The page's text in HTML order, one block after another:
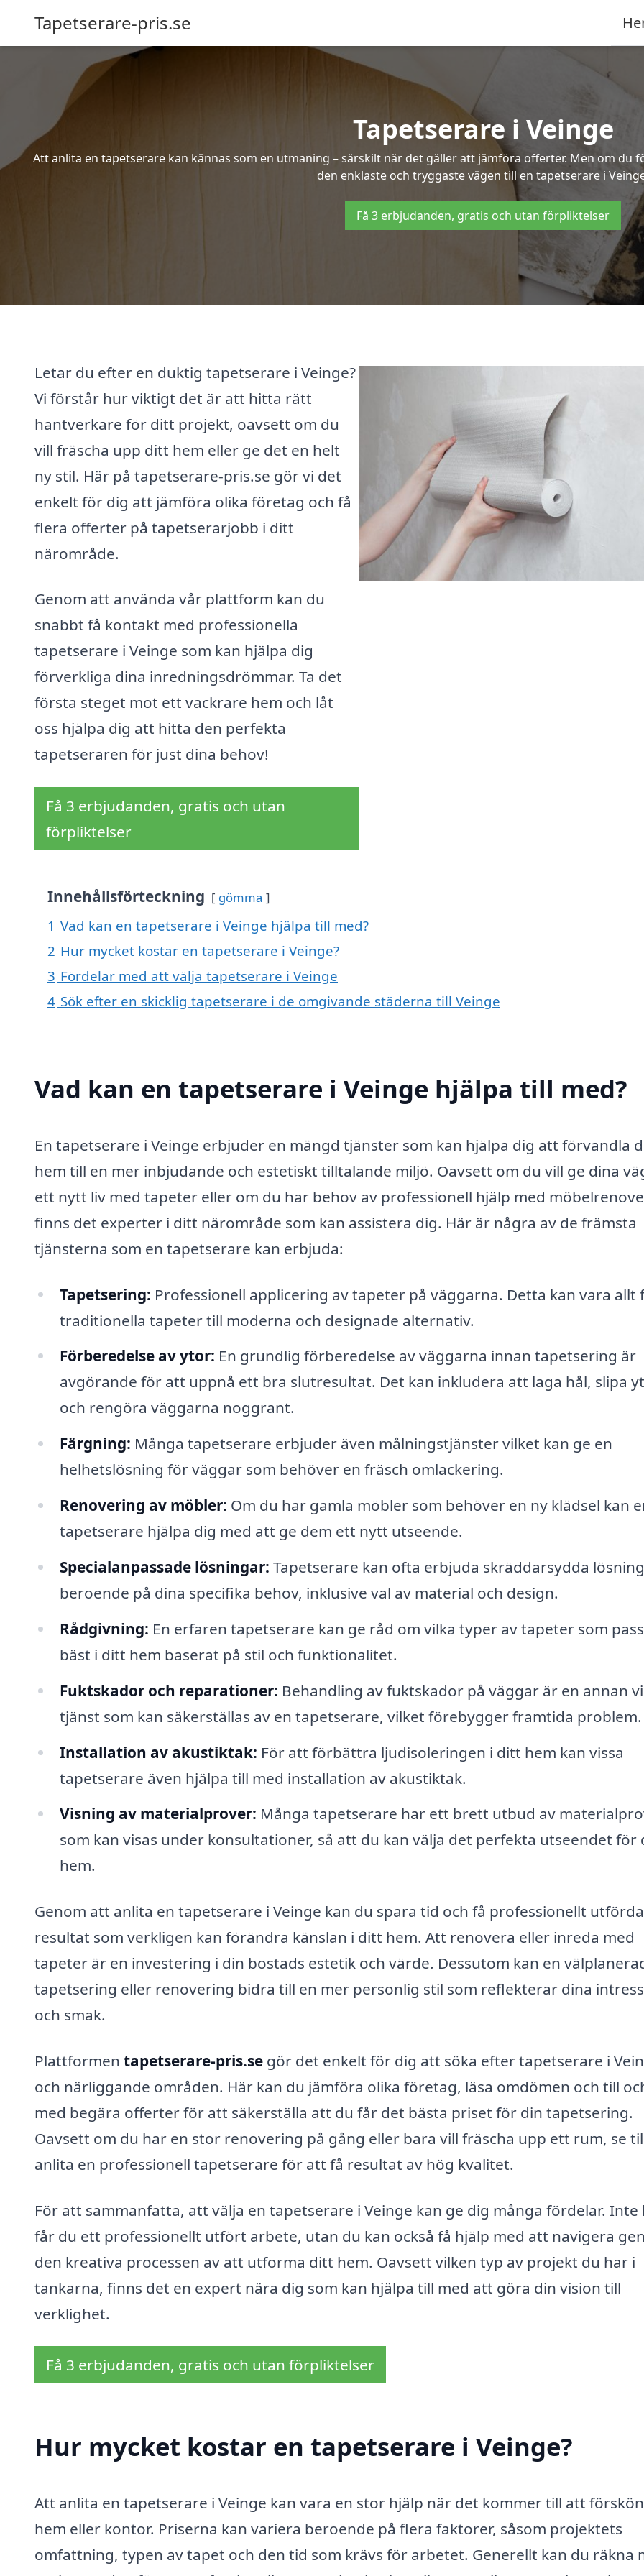
Tapetserare-pris.se
Tapetserare i Veinge
Att anlita en tapetserare kan kännas som en utmaning – särskilt när det gäller att jämföra offerter. Men om
den enklaste och tryggaste vägen till en tapetserare i
Få 3 erbjudanden, gratis och utan förpliktelser
Letar du efter en duktig tapetserare i Veinge?
Vi förstår hur viktigt det är att hitta rätt
hantverkare för ditt projekt, oavsett om du
vill fräscha upp ditt hem eller ge det en helt
ny stil. Här på tapetserare-pris.se gör vi det
enkelt för dig att jämföra olika företag och få
flera offerter på tapetserarjobb i ditt
närområde.
Genom att använda vår plattform kan du
snabbt få kontakt med professionella
tapetserare i Veinge som kan hjälpa dig
förverkliga dina inredningsdrömmar. Ta det
första steget mot ett vackrare hem och låt
oss hjälpa dig att hitta den perfekta
tapetseraren för just dina behov!
Få 3 erbjudanden, gratis och utan
förpliktelser
Innehållsförteckning gömma
1 Vad kan en tapetserare i Veinge hjälpa till med?
2 Hur mycket kostar en tapetserare i Veinge?
3 Fördelar med att välja tapetserare i Veinge
4 Sök efter en skicklig tapetserare i de omgivande städerna till Veinge
Vad kan en tapetserare i Veinge hjälpa till med?
En tapetserare i Veinge erbjuder en mängd tjänster som kan hjälpa dig att förvandla
hem till en mer inbjudande och estetiskt tilltalande miljö. Oavsett om du vill ge dina
ett nytt liv med tapeter eller om du har behov av professionell hjälp med
finns det experter i ditt närområde som kan assistera dig. Här är några av de främsta
tjänsterna som en tapetserare kan erbjuda:
Tapetsering: Professionell applicering av tapeter på väggarna. Detta kan vara allt
traditionella tapeter till moderna och designade alternativ.
Förberedelse av ytor: En grundlig förberedelse av väggarna innan tapetsering är
avgörande för att uppnå ett bra slutresultat. Det kan inkludera att laga hål, slipa
och rengöra väggarna noggrant.
Färgning: Många tapetserare erbjuder även målningstjänster vilket kan ge en
helhetslösning för väggar som behöver en fräsch omlackering.
Renovering av möbler: Om du har gamla möbler som behöver en ny klädsel kan
tapetserare hjälpa dig med att ge dem ett nytt utseende.
Specialanpassade lösningar: Tapetserare kan ofta erbjuda skräddarsydda
beroende på dina specifika behov, inklusive val av material och design.
Rådgivning: En erfaren tapetserare kan ge råd om vilka typer av tapeter som
bäst i ditt hem baserat på stil och funktionalitet.
Fuktskador och reparationer: Behandling av fuktskador på väggar är en annan
tjänst som kan säkerställas av en tapetserare, vilket förebygger framtida problem.
Installation av akustiktak: För att förbättra ljudisoleringen i ditt hem kan vissa
tapetserare även hjälpa till med installation av akustiktak.
Visning av materialprover: Många tapetserare har ett brett utbud av
som kan visas under konsultationer, så att du kan välja det perfekta utseendet för
hem.
Genom att anlita en tapetserare i Veinge kan du spara tid och få professionellt utförda
resultat som verkligen kan förändra känslan i ditt hem. Att renovera eller inreda med
tapeter är en investering i din bostads estetik och värde. Dessutom kan en
tapetsering eller renovering bidra till en mer personlig stil som reflekterar dina
och smak.
Plattformen tapetserare-pris.se gör det enkelt för dig att söka efter tapetserare i
och närliggande områden. Här kan du jämföra olika företag, läsa omdömen och till
med begära offerter för att säkerställa att du får det bästa priset för din tapetsering.
Oavsett om du har en stor renovering på gång eller bara vill fräscha upp ett rum, se
anlita en professionell tapetserare för att få resultat av hög kvalitet.
För att sammanfatta, att välja en tapetserare i Veinge kan ge dig många fördelar. Inte
får du ett professionellt utfört arbete, utan du kan också få hjälp med att navigera
den kreativa processen av att utforma ditt hem. Oavsett vilken typ av projekt du har i
tankarna, finns det en expert nära dig som kan hjälpa till med att göra din vision till
verklighet.
Få 3 erbjudanden, gratis och utan förpliktelser
Hur mycket kostar en tapetserare i Veinge?
Att anlita en tapetserare i Veinge kan vara en stor hjälp när det kommer till att
hem eller kontor. Priserna kan variera beroende på flera faktorer, såsom projektets
omfattning, typen av tapet och den tid som krävs för arbetet. Generellt kan du räkna